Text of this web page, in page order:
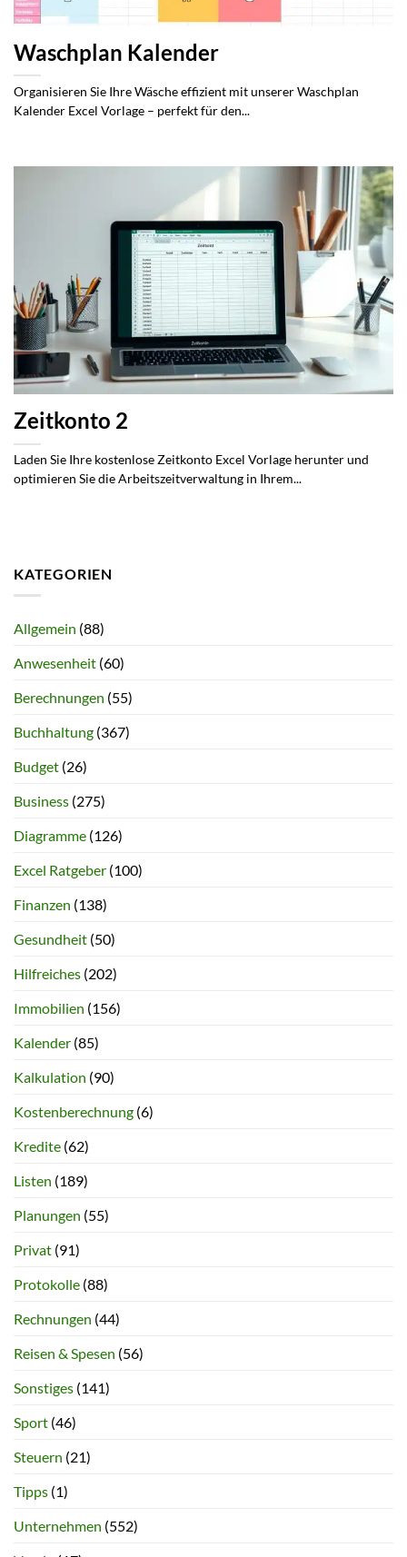
Waschplan Kalender
Organisieren Sie Ihre Wäsche effizient mit unserer Waschplan
Kalender Excel Vorlage – perfekt für den...
Zeitkonto 2
Laden Sie Ihre kostenlose Zeitkonto Excel Vorlage herunter und
optimieren Sie die Arbeitszeitverwaltung in Ihrem...
KATEGORIEN
Allgemein (88)
Anwesenheit (60)
Berechnungen (55)
Buchhaltung (367)
Budget (26)
Business (275)
Diagramme (126)
Excel Ratgeber (100)
Finanzen (138)
Gesundheit (50)
Hilfreiches (202)
Immobilien (156)
Kalender (85)
Kalkulation (90)
Kostenberechnung (6)
Kredite (62)
Listen (189)
Planungen (55)
Privat (91)
Protokolle (88)
Rechnungen (44)
Reisen & Spesen (56)
Sonstiges (141)
Sport (46)
Steuern (21)
Tipps (1)
Unternehmen (552)